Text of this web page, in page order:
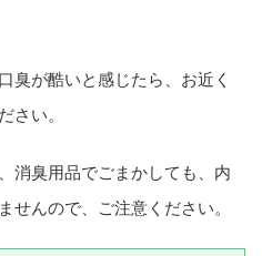
臭が酷いと感じたら、お近く
さい。
消臭用品でごまかしても、内
せんので、ご注意ください。